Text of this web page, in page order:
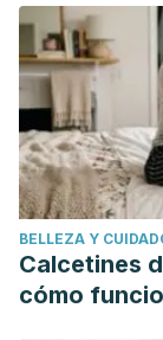
Gallegos
A. L. (2013).
proteínas
Science
red meat
https://
American
Source of
https://
BELLEZA Y
Calcetines
cómo